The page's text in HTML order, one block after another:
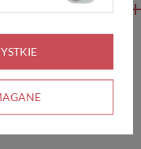
Vibe 150 - czarny